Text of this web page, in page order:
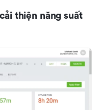
thiện năng suất